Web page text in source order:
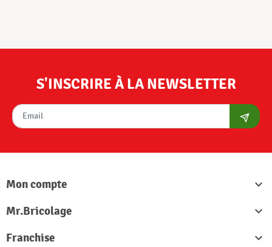
S'INSCRIRE À LA NEWSLETTER
Mon compte

Mr.Bricolage

Franchise
